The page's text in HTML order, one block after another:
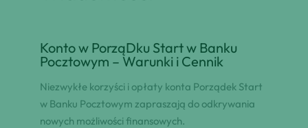
Konto w PorząDku Start w Banku
Pocztowym – Warunki i Cennik
Niezwykłe korzyści i opłaty konta Porządek Start
w Banku Pocztowym zapraszają do odkrywania
nowych możliwości finansowych.